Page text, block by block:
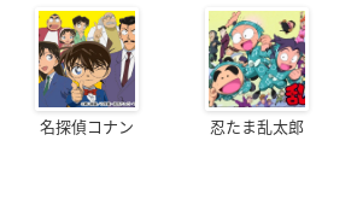
名探偵コナン 忍たま乱太郎